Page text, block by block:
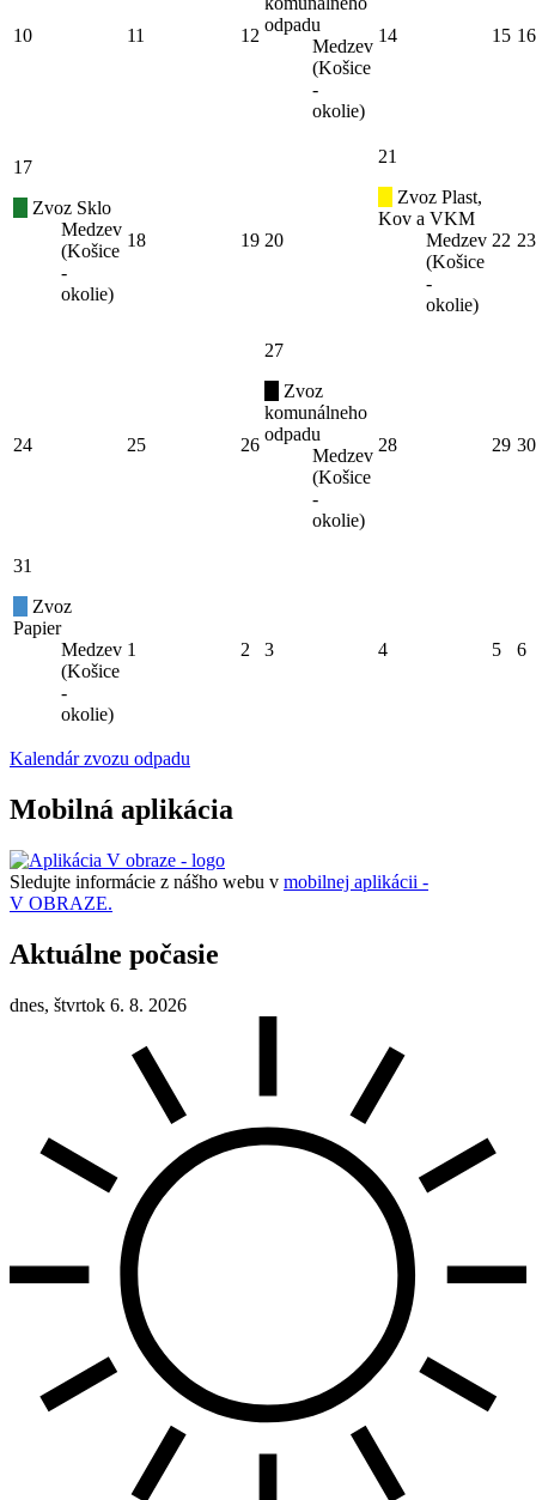
10 11 12
odpadu
Medzev
(Košice
-
okolie)
14 15 16
17
Zvoz Sklo
Medzev
(Košice
-
okolie)
18 19 20
21
Zvoz Plast,
Kov a VKM
Medzev
(Košice
-
okolie)
22 23
24 25 26
27
Zvoz
komunálneho
odpadu
Medzev
(Košice
-
okolie)
28 29 30
31
Zvoz
Papier
Medzev
(Košice
-
okolie)
1 2 3 4 5 6
Kalendár zvozu odpadu
Mobilná aplikácia
Sledujte informácie z nášho webu v mobilnej aplikácii -
V OBRAZE.
Aktuálne počasie
dnes, štvrtok 6. 8. 2026